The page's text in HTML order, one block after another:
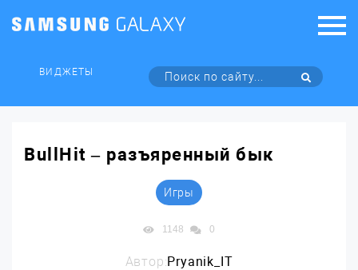
ВИДЖЕТЫ
BullHit – разъяренный бык
Игры
1148 0
Автор:Pryanik_IT